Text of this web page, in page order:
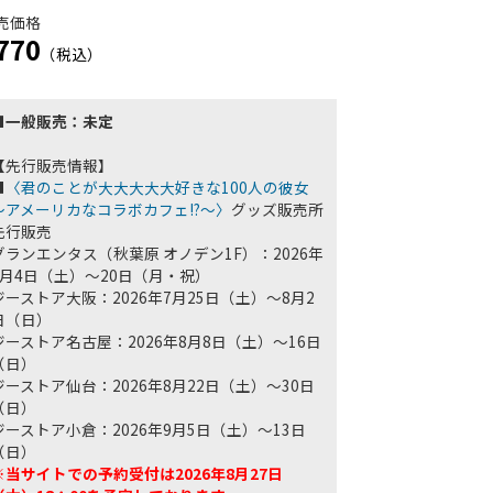
価格
（税込）
般販売：未定
先行販売情報】
〈君のことが大大大大大好きな100人の彼女
アメーリカなコラボカフェ!?～〉 グッズ販売所
行販売
ランエンタス（秋葉原 オノデン1F）：2026年
4日（土）～20日（月・祝）
ーストア大阪：2026年7月25日（土）～8月2
日）
ーストア名古屋：2026年8月8日（土）～16日
）
ーストア仙台：2026年8月22日（土）～30日
）
ーストア小倉：2026年9月5日（土）～13日
）
サイトでの予約受付は2026年8月27日